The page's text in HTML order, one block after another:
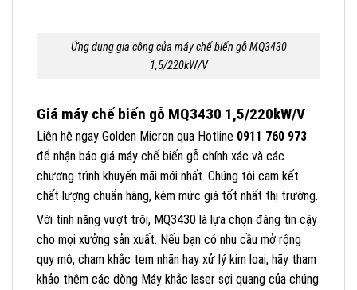
Ứng dụng gia công của máy chế biến gỗ MQ3430
1,5/220kW/V
Giá máy chế biến gỗ MQ3430 1,5/220kW/V
Liên hệ ngay Golden Micron qua Hotline 0911 760 973
để nhận báo giá máy chế biến gỗ chính xác và các
chương trình khuyến mãi mới nhất. Chúng tôi cam kết
chất lượng chuẩn hãng, kèm mức giá tốt nhất thị trường.
Với tính năng vượt trội, MQ3430 là lựa chọn đáng tin cậy
cho mọi xưởng sản xuất. Nếu bạn có nhu cầu mở rộng
quy mô, chạm khắc tem nhãn hay xử lý kim loại, hãy tham
khảo thêm các dòng Máy khắc laser sợi quang của chúng